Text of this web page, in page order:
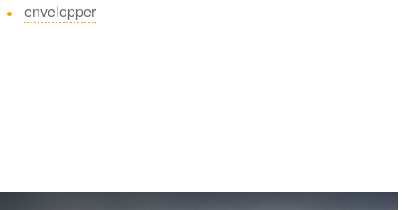
envelopper